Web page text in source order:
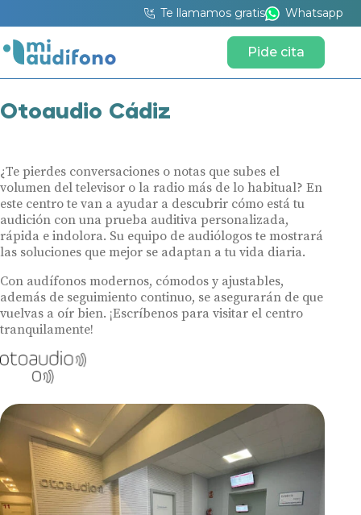
Te llamamos gratis Whatsapp
Pide cita
Otoaudio Cádiz
¿Te pierdes conversaciones o notas que subes el
volumen del televisor o la radio más de lo habitual? En
este centro te van a ayudar a descubrir cómo está tu
audición con una prueba auditiva personalizada,
rápida e indolora. Su equipo de audiólogos te mostrará
las soluciones que mejor se adaptan a tu vida diaria.
Con audífonos modernos, cómodos y ajustables,
además de seguimiento continuo, se asegurarán de que
vuelvas a oír bien. ¡Escríbenos para visitar el centro
tranquilamente!